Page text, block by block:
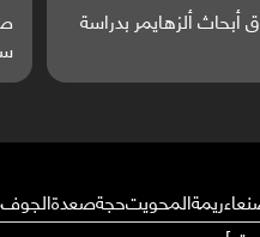
الأحمر يتحول إلى
ريمةالمحويتحجةصعدةالجوف